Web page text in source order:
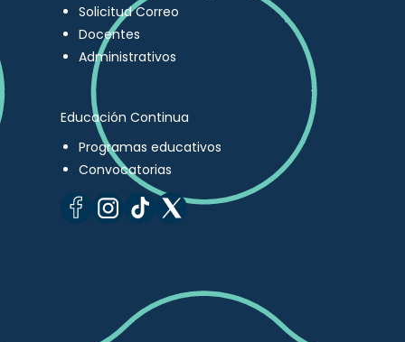
Solicitud Correo
Docentes
Administrativos
Educación Continua
Programas educativos
Convocatorias